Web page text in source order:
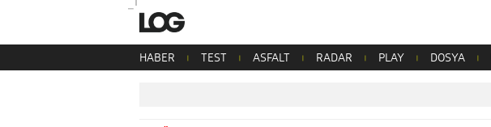
HABER TEST ASFALT RADAR PLAY DOSYA